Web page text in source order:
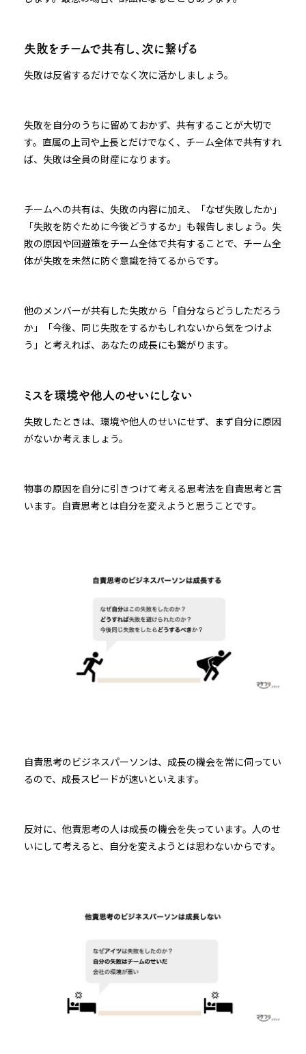
失敗をチームで共有し、次に繋げる
失敗は反省するだけでなく次に活かしましょう。
失敗を自分のうちに留めておかず、共有することが大切で
す。直属の上司や上長とだけでなく、チーム全体で共有すれ
ば、失敗は全員の財産になります。
チームへの共有は、失敗の内容に加え、「なぜ失敗したか」
「失敗を防ぐために今後どうするか」も報告しましょう。失
敗の原因や回避策をチーム全体で共有することで、チーム全
体が失敗を未然に防ぐ意識を持てるからです。
他のメンバーが共有した失敗から「自分ならどうしただろう
か」「今後、同じ失敗をするかもしれないから気をつけよ
う」と考えれば、あなたの成長にも繋がります。
ミスを環境や他人のせいにしない
失敗したときは、環境や他人のせいにせず、まず自分に原因
がないか考えましょう。
物事の原因を自分に引きつけて考える思考法を自責思考と言
います。自責思考とは自分を変えようと思うことです。
自責思考のビジネスパーソンは、成長の機会を常に伺ってい
るので、成長スピードが速いといえます。
反対に、他責思考の人は成長の機会を失っています。人のせ
いにして考えると、自分を変えようとは思わないからです。